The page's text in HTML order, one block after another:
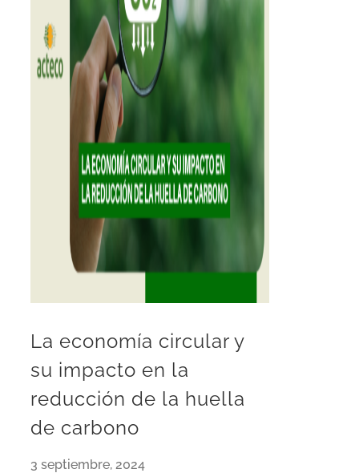
La economía circular y
su impacto en la
reducción de la huella
de carbono
3 septiembre, 2024